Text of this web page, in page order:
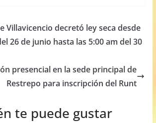
e
n
er
e
Villavicencio decretó ley seca desde
26 de junio hasta las 5:00 am del 30
presencial en la sede principal de
Restrepo para inscripción del Runt
te puede gustar